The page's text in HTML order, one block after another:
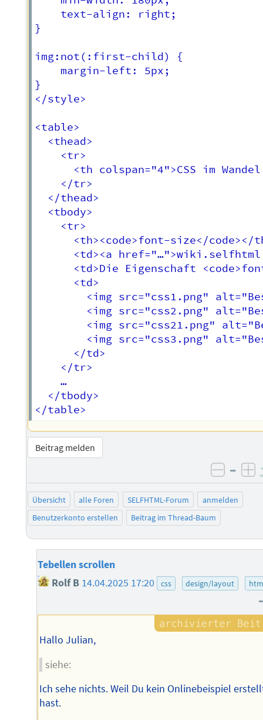
}
img:not(:first-child) {
}
</style>
<table>
  <thead>
    <tr>
<th colspan="4">CSS im
    </tr>
  </thead>
  <tbody>
    <tr>
<th><code>font-size</code></
<td><a
<td>Die Eigenschaft
      <td>
<img src="css1.png"
<img src="css2.png"
<img src="css21.png"
<img src="css3.png"
      </td>
    </tr>
    …
  </tbody>
Beitrag melden
–
Übersicht alle Foren SELFHTML-Forum
anmelden
Benutzerkonto erstellen
Beitrag im Thread-Baum
Tebellen scrollen
Rolf B 14.04.2025 17:20 css design/layout
Hallo Julian,
siehe:
Ich sehe nichts. Weil Du kein Onlinebeispiel
hast.